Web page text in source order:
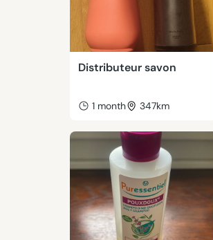
Distributeur savon
1 month 347km